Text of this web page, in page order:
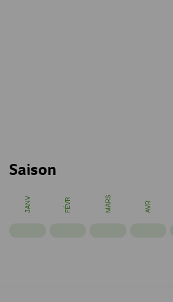
Saison
JANV FÉVR MARS AVR